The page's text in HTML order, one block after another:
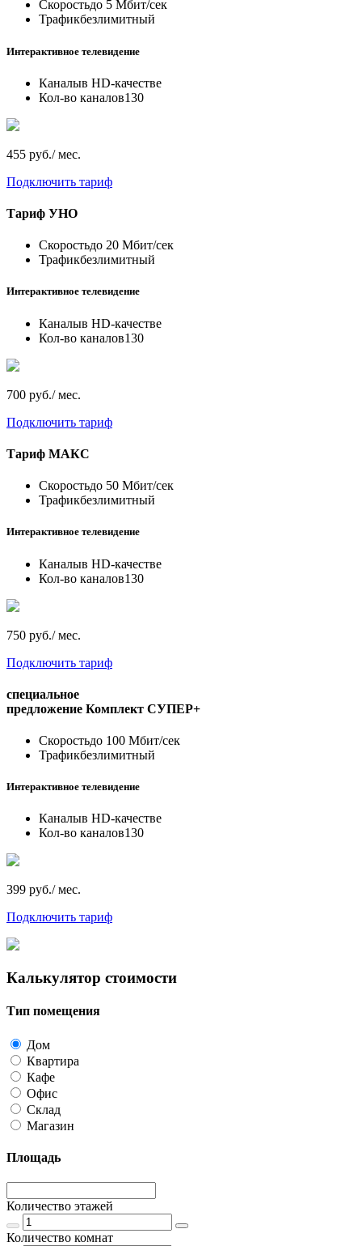
Скоростьдо 5 Мбит/сек
Трафикбезлимитный
Интерактивное телевидение
Каналыв HD-качестве
Кол-во каналов130
455 руб./ мес.
Подключить тариф
Тариф УНО
Скоростьдо 20 Мбит/сек
Трафикбезлимитный
Интерактивное телевидение
Каналыв HD-качестве
Кол-во каналов130
700 руб./ мес.
Подключить тариф
Тариф МАКС
Скоростьдо 50 Мбит/сек
Трафикбезлимитный
Интерактивное телевидение
Каналыв HD-качестве
Кол-во каналов130
750 руб./ мес.
Подключить тариф
специальное
предложение Комплект СУПЕР+
Скоростьдо 100 Мбит/сек
Трафикбезлимитный
Интерактивное телевидение
Каналыв HD-качестве
Кол-во каналов130
399 руб./ мес.
Подключить тариф
Калькулятор стоимости
Тип помещения
Дом
Квартира
Кафе
Офис
Склад
Магазин
Площадь
Количество этажей
Количество комнат